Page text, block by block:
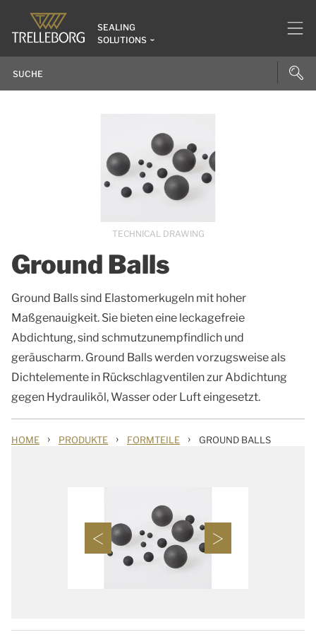
SEALING
SOLUTIONS
Ground Balls
Ground Balls sind Elastomerkugeln mit hoher
Maßgenauigkeit. Sie bieten eine leckagefreie
Abdichtung, sind schmutzunempfindlich und
geräuscharm. Ground Balls werden vorzugsweise als
Dichtelemente in Rückschlagventilen zur Abdichtung
gegen Hydrauliköl, Wasser oder Luft eingesetzt.
TECHNICAL DRAWING
HOME › PRODUKTE › FORMTEILE › GROUND BALLS